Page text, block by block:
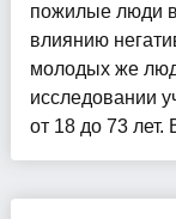
пожилые люди
влиянию
молодых же
исследовании
от 18 до 73 лет.